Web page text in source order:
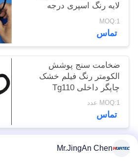
لایه رنگ اسپری درجه
حرارت بالا
MOQ:1
تماس
ضخامت سنج پوشش
الکومتر رنگ فیلم خشک
چاپگر داخلی Tg110
MOQ:1 عدد
تماس
دسته بندی های محبوب
Mr.JingAn Chen